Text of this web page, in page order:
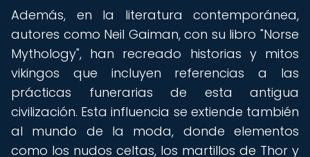
Además, en la literatura contemporánea,
autores como Neil Gaiman, con su libro "Norse
Mythology", han recreado historias y mitos
vikingos que incluyen referencias a las
prácticas funerarias de esta antigua
civilización. Esta influencia se extiende también
al mundo de la moda, donde elementos
como los nudos celtas, los martillos de Thor y